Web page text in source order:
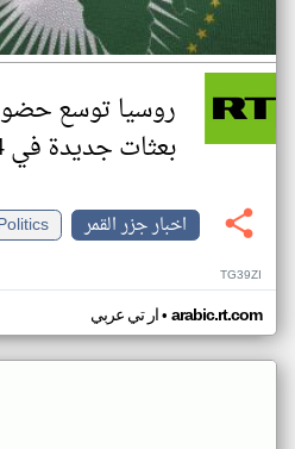
روسيا توسع
بعثات جديدة في 4 دول أفريقية
اخبار جزر القمر
TG39ZI
ار تي عربي• arabic.rt.com